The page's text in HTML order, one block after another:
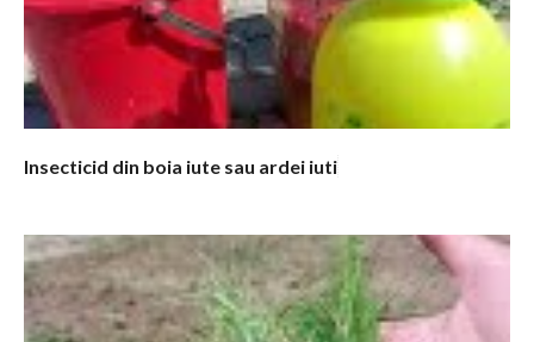
Insecticid din boia iute sau ardei iuti